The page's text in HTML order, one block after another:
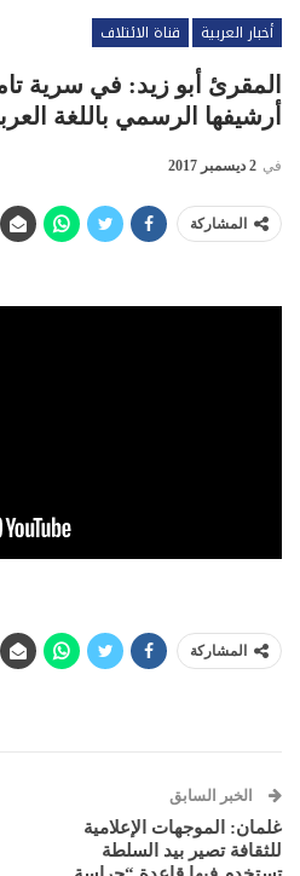
أخبار العربية
قناة الائتلاف
المقرئ أبو زيد: في سرية
أرشيفها الرسمي باللغة
في 2 ديسمبر 2017
المشاركة
المشاركة
الخبر السابق
غلمان: الموجهات الإعلامية
للثقافة تصير بيد السلطة